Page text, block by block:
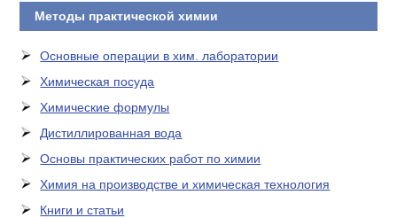
Методы практической химии
Основные операции в хим. лаборатории
Химическая посуда
Химические формулы
Дистиллированная вода
Основы практических работ по химии
Химия на производстве и химическая технология
Книги и статьи